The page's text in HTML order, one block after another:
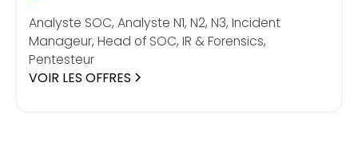
Analyste SOC, Analyste N1, N2, N3, Incident
Manageur, Head of SOC, IR & Forensics,
Pentesteur
VOIR LES OFFRES